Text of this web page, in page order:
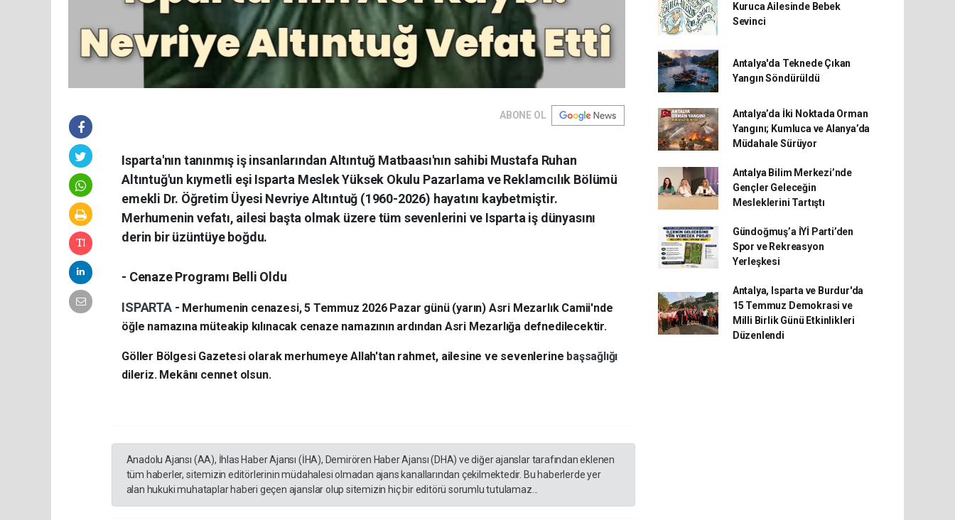
ABONE OL
​Isparta'nın tanınmış iş insanlarından Altıntuğ Matbaası'nın sahibi Mustafa Ruhan
Altıntuğ'un kıymetli eşi Isparta Meslek Yüksek Okulu Pazarlama ve Reklamcılık Bölümü
emekli Dr. Öğretim Üyesi Nevriye Altıntuğ (1960-2026) hayatını kaybetmiştir.
Merhumenin vefatı, ailesi başta olmak üzere tüm sevenlerini ve Isparta iş dünyasını
derin bir üzüntüye boğdu.
- ​Cenaze Programı Belli Oldu
ISPARTA - ​ Merhumenin cenazesi, 5 Temmuz 2026 Pazar günü (yarın) Asri Mezarlık Camii'nde
öğle namazına müteakip kılınacak cenaze namazının ardından Asri Mezarlığa defnedilecektir.
​Göller Bölgesi Gazetesi olarak merhumeye Allah'tan rahmet, ailesine ve sevenlerine başsağlığı
dileriz. Mekânı cennet olsun.
Anadolu Ajansı (AA), İhlas Haber Ajansı (İHA), Demirören Haber Ajansı (DHA) ve diğer ajanslar tarafından eklenen
tüm haberler, sitemizin editörlerinin müdahalesi olmadan ajans kanallarından çekilmektedir. Bu haberlerde yer
alan hukuki muhataplar haberi geçen ajanslar olup sitemizin hiç bir editörü sorumlu tutulamaz...
Kuruca Ailesinde Bebek
Sevinci
Antalya'da Teknede Çıkan
Yangın Söndürüldü
Antalya’da İki Noktada Orman
Yangını; Kumluca ve Alanya’da
Müdahale Sürüyor
Antalya Bilim Merkezi’nde
Gençler Geleceğin
Mesleklerini Tartıştı
Gündoğmuş’a İYİ Parti’den
Spor ve Rekreasyon
Yerleşkesi
Antalya, Isparta ve Burdur'da
15 Temmuz Demokrasi ve
Milli Birlik Günü Etkinlikleri
Düzenlendi